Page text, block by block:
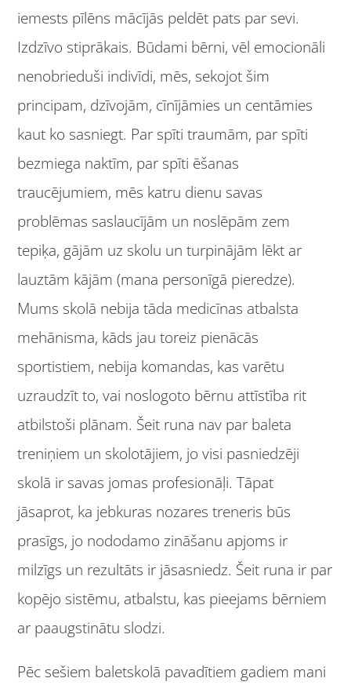
iemests pīlēns mācījās peldēt pats par sevi.
Izdzīvo stiprākais. Būdami bērni, vēl emocionāli
nenobrieduši indivīdi, mēs, sekojot šim
principam, dzīvojām, cīnījāmies un centāmies
kaut ko sasniegt. Par spīti traumām, par spīti
bezmiega naktīm, par spīti ēšanas
traucējumiem, mēs katru dienu savas
problēmas saslaucījām un noslēpām zem
tepiķa, gājām uz skolu un turpinājām lēkt ar
lauztām kājām (mana personīgā pieredze).
Mums skolā nebija tāda medicīnas atbalsta
mehānisma, kāds jau toreiz pienācās
sportistiem, nebija komandas, kas varētu
uzraudzīt to, vai noslogoto bērnu attīstība rit
atbilstoši plānam. Šeit runa nav par baleta
treniņiem un skolotājiem, jo visi pasniedzēji
skolā ir savas jomas profesionāļi. Tāpat
jāsaprot, ka jebkuras nozares treneris būs
prasīgs, jo nododamo zināšanu apjoms ir
milzīgs un rezultāts ir jāsasniedz. Šeit runa ir par
kopējo sistēmu, atbalstu, kas pieejams bērniem
ar paaugstinātu slodzi.
Pēc sešiem baletskolā pavadītiem gadiem mani